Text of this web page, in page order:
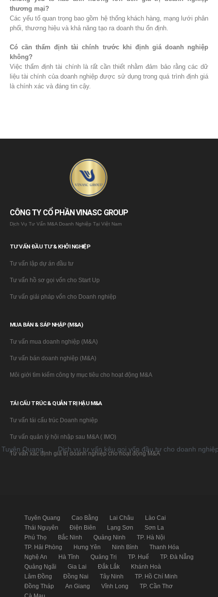
thương mại?
Các yếu tố quan trọng bao gồm hệ thống khách hàng, mạng lưới phân
phối, thương hiệu và khả năng tạo ra doanh thu ổn định.
Có cần thẩm định tài chính trước khi định giá doanh nghiệp
không?
Việc thẩm định tài chính là rất cần thiết nhằm đảm bảo rằng các dữ
liệu tài chính của doanh nghiệp được sử dụng trong quá trình định giá
là chính xác và đáng tin cậy.
CÔNG TY CỔ PHẦN VINASC GROUP
Dịch Vụ Tư Vấn M&A Doanh Nghiệp Tại Việt Nam
TƯ VẤN ĐẦU TƯ & KHỞI NGHIỆP
Tư vấn lập dự án đầu tư
Tư vấn hồ sơ gọi vốn cho Start Up
Tư vấn giải pháp vốn cho Doanh nghiệp
MUA BÁN & SÁP NHẬP (M&A)
Tư vấn mua doanh nghiệp (M&A)
Tư vấn bán doanh nghiệp (M&A)
Môi giới tìm kiếm công ty mục tiêu cho hoạt động M&A
TÁI CẤU TRÚC & QUẢN TRỊ HẬU M&A
Tư vấn tái cấu trúc Doanh nghiệp
Tư vấn quản lý hội nhập sau M&A ( IMO)
Tư vấn xác định giá trị doanh nghiệp cho hoạt động M&A
Quang Dịch vụ tư vấn kêu gọi vốn đầu tư cho doanh nghiệp tại
Tuyên Quang Cao Bằng Lai Châu
Lào Cai
Thái Nguyên
Điện Biên Lạng Sơn
Sơn La
Phú Thọ
Bắc Ninh Quảng Ninh
TP. Hà Nội
TP. Hải Phòng
Hưng Yên Ninh Bình
Thanh Hóa
Nghệ An
Hà Tĩnh Quảng Trị TP. Huế
TP. Đà Nẵng
Quảng Ngãi
Gia Lai Đắk Lắk
Khánh Hoà
Lâm Đồng
Đồng Nai Tây Ninh
TP. Hồ Chí Minh
Đồng Tháp
An Giang Vĩnh Long
TP. Cần Thơ